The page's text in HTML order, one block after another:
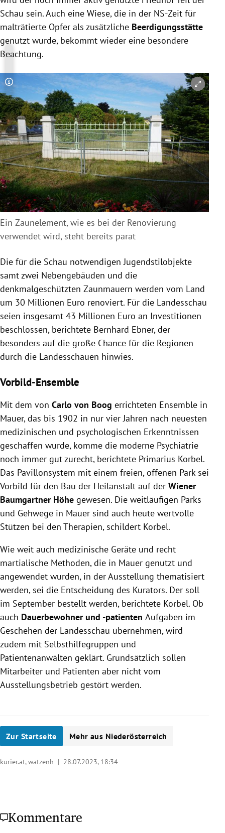
Schau sein. Auch eine Wiese, die in der NS-Zeit für
malträtierte Opfer als zusätzliche Beerdigungsstätte
genutzt wurde, bekommt wieder eine besondere
Beachtung.
Copyright-Hinweis öffnen/schließen
Ein Zaunelement, wie es bei der Renovierung
verwendet wird, steht bereits parat
Die für die Schau notwendigen Jugendstilobjekte
samt zwei Nebengebäuden und die
denkmalgeschützten Zaunmauern werden vom Land
um 30 Millionen Euro renoviert. Für die Landesschau
seien insgesamt 43 Millionen Euro an Investitionen
beschlossen, berichtete Bernhard Ebner, der
besonders auf die große Chance für die Regionen
durch die Landesschauen hinwies.
Vorbild-Ensemble
Mit dem von Carlo von Boog errichteten Ensemble in
Mauer, das bis 1902 in nur vier Jahren nach neuesten
medizinischen und psychologischen Erkenntnissen
geschaffen wurde, komme die moderne Psychiatrie
noch immer gut zurecht, berichtete Primarius Korbel.
Das Pavillonsystem mit einem freien, offenen Park sei
Vorbild für den Bau der Heilanstalt auf der Wiener
Baumgartner Höhe gewesen. Die weitläufigen Parks
und Gehwege in Mauer sind auch heute wertvolle
Stützen bei den Therapien, schildert Korbel.
Wie weit auch medizinische Geräte und recht
martialische Methoden, die in Mauer genutzt und
angewendet wurden, in der Ausstellung thematisiert
werden, sei die Entscheidung des Kurators. Der soll
im September bestellt werden, berichtete Korbel. Ob
auch Dauerbewohner und -patienten Aufgaben im
Geschehen der Landesschau übernehmen, wird
zudem mit Selbsthilfegruppen und
Patientenanwälten geklärt. Grundsätzlich sollen
Mitarbeiter und Patienten aber nicht vom
Ausstellungsbetrieb gestört werden.
Zur Startseite Mehr aus Niederösterreich
kurier.at, watzenh | 28.07.2023, 18:34
Kommentare